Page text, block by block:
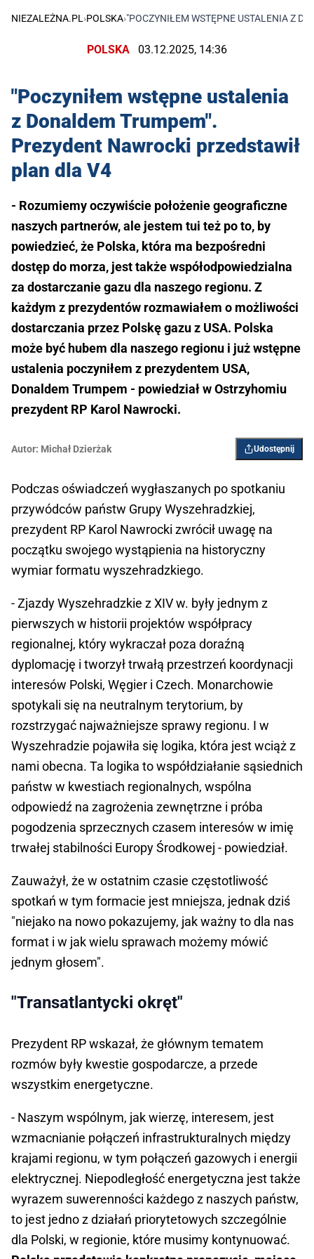
NIEZALEŻNA.PL ›POLSKA›"POCZYNIŁEM WSTĘPNE USTALENIA Z
POLSKA 03.12.2025, 14:36
"Poczyniłem wstępne ustalenia
z Donaldem Trumpem".
Prezydent Nawrocki przedstawił
plan dla V4
- Rozumiemy oczywiście położenie geograficzne
naszych partnerów, ale jestem tui też po to, by
powiedzieć, że Polska, która ma bezpośredni
dostęp do morza, jest także współodpowiedzialna
za dostarczanie gazu dla naszego regionu. Z
każdym z prezydentów rozmawiałem o możliwości
dostarczania przez Polskę gazu z USA. Polska
może być hubem dla naszego regionu i już wstępne
ustalenia poczyniłem z prezydentem USA,
Donaldem Trumpem - powiedział w Ostrzyhomiu
prezydent RP Karol Nawrocki.
Autor: Michał Dzierżak Udostępnij
Podczas oświadczeń wygłaszanych po spotkaniu
przywódców państw Grupy Wyszehradzkiej,
prezydent RP Karol Nawrocki zwrócił uwagę na
początku swojego wystąpienia na historyczny
wymiar formatu wyszehradzkiego.
- Zjazdy Wyszehradzkie z XIV w. były jednym z
pierwszych w historii projektów współpracy
regionalnej, który wykraczał poza doraźną
dyplomację i tworzył trwałą przestrzeń koordynacji
interesów Polski, Węgier i Czech. Monarchowie
spotykali się na neutralnym terytorium, by
rozstrzygać najważniejsze sprawy regionu. I w
Wyszehradzie pojawiła się logika, która jest wciąż z
nami obecna. Ta logika to współdziałanie sąsiednich
państw w kwestiach regionalnych, wspólna
odpowiedź na zagrożenia zewnętrzne i próba
pogodzenia sprzecznych czasem interesów w imię
trwałej stabilności Europy Środkowej - powiedział.
Zauważył, że w ostatnim czasie częstotliwość
spotkań w tym formacie jest mniejsza, jednak dziś
"niejako na nowo pokazujemy, jak ważny to dla nas
format i w jak wielu sprawach możemy mówić
jednym głosem".
"Transatlantycki okręt"
Prezydent RP wskazał, że głównym tematem
rozmów były kwestie gospodarcze, a przede
wszystkim energetyczne.
- Naszym wspólnym, jak wierzę, interesem, jest
wzmacnianie połączeń infrastrukturalnych między
krajami regionu, w tym połączeń gazowych i energii
elektrycznej. Niepodległość energetyczna jest także
wyrazem suwerenności każdego z naszych państw,
to jest jedno z działań priorytetowych szczególnie
dla Polski, w regionie, które musimy kontynuować.